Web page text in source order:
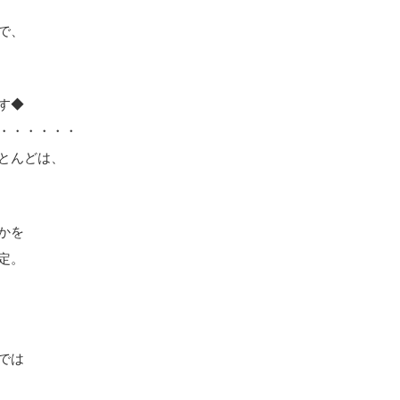
、
◆
・・・・・
んどは、
を
。
は